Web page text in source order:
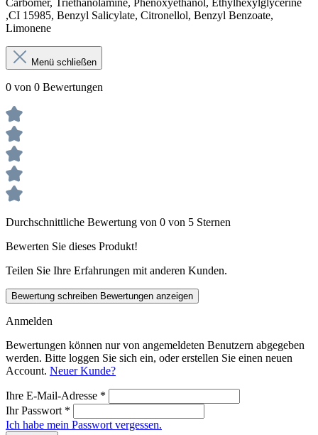
Carbomer, Triethanolamine, Phenoxyethanol, Ethylhexylglycerine
,CI 15985, Benzyl Salicylate, Citronellol, Benzyl Benzoate,
Limonene
Menü schließen
0 von 0 Bewertungen
Durchschnittliche Bewertung von 0 von 5 Sternen
Bewerten Sie dieses Produkt!
Teilen Sie Ihre Erfahrungen mit anderen Kunden.
Bewertung schreiben Bewertungen anzeigen
Anmelden
Bewertungen können nur von angemeldeten Benutzern abgegeben
werden. Bitte loggen Sie sich ein, oder erstellen Sie einen neuen
Account. Neuer Kunde?
Ihre E-Mail-Adresse *
Ihr Passwort *
Ich habe mein Passwort vergessen.